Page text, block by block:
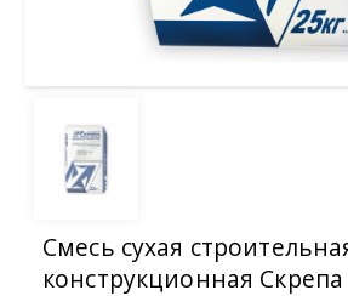
Смесь сухая
конструкционная